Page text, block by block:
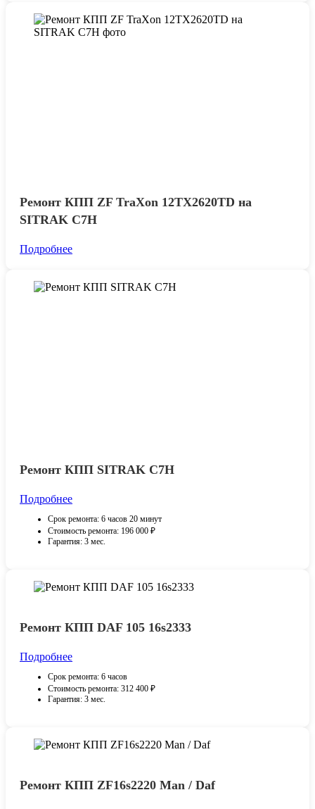
Ремонт КПП ZF TraXon 12TX2620TD на
SITRAK C7H
Подробнее
Ремонт КПП SITRAK С7H
Подробнее
Срок ремонта: 6 часов 20 минут
Стоимость ремонта: 196 000 ₽
Гарантия: 3 мес.
Ремонт КПП DAF 105 16s2333
Подробнее
Срок ремонта: 6 часов
Стоимость ремонта: 312 400 ₽
Гарантия: 3 мес.
Ремонт КПП ZF16s2220 Man / Daf